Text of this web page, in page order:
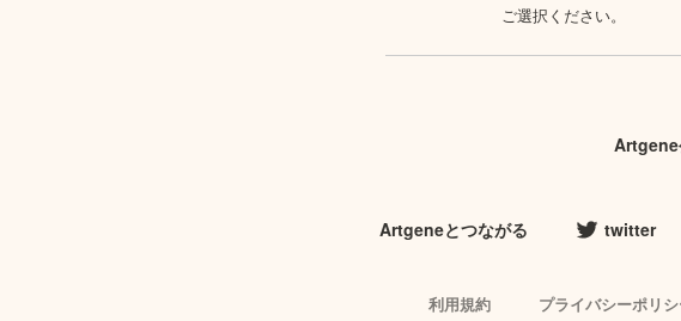
ご選択ください。
Artgene
Artgeneとつながる twitter
利用規約 プライバシーポリ